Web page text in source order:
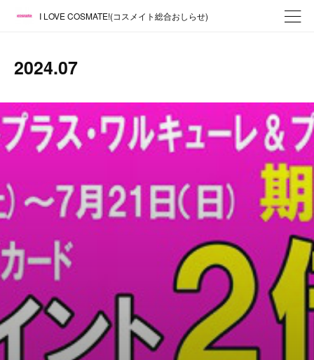
I LOVE COSMATE!(コスメイト総合おしらせ)
2024.07